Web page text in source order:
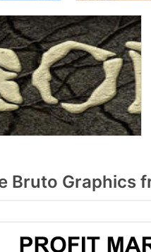
Bruto Graphics